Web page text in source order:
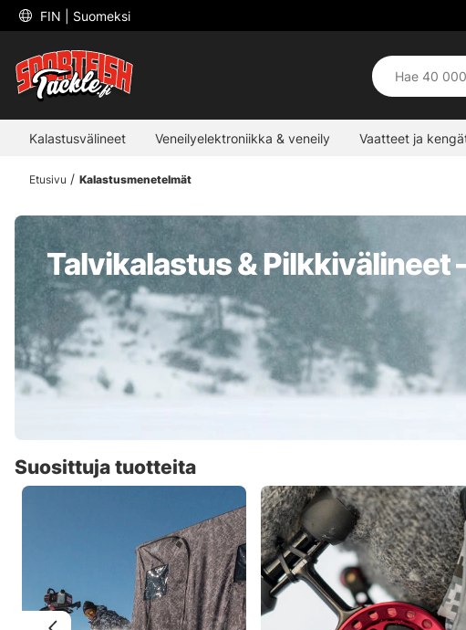
FIN | Suomeksi
Kalastusvälineet Veneilyelektroniikka & veneily Vaatteet ja
Etusivu Kalastusmenetelmät
Talvikalastus & Pilkkivälineet
Suosittuja tuotteita